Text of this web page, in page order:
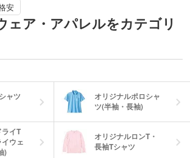
安
ェア・アパレルをカテゴリ
ャツ
オリジナルポロシャ
ツ(半袖・長袖)
イT
ウェ
)
オリジナルロンT・
長袖Tシャツ